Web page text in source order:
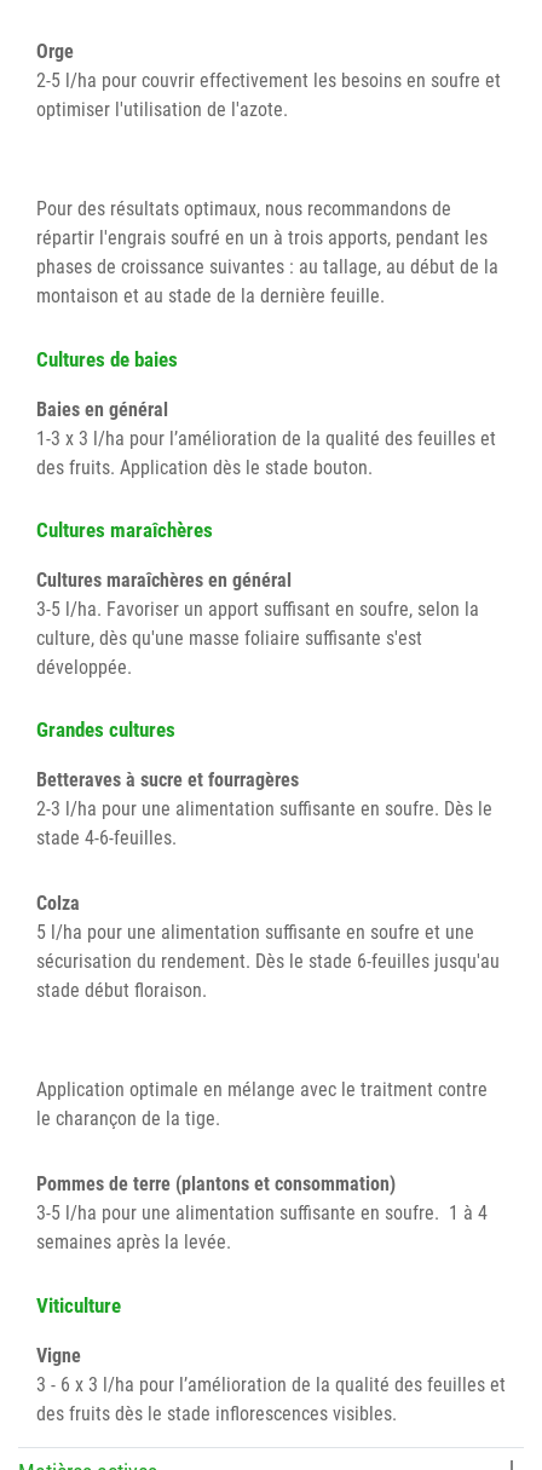
Orge
2-5 l/ha pour couvrir effectivement les besoins en soufre et
optimiser l'utilisation de l'azote.
Pour des résultats optimaux, nous recommandons de
répartir l'engrais soufré en un à trois apports, pendant les
phases de croissance suivantes : au tallage, au début de la
montaison et au stade de la dernière feuille.
Cultures de baies
Baies en général
1-3 x 3 l/ha pour l’amélioration de la qualité des feuilles et
des fruits. Application dès le stade bouton.
Cultures maraîchères
Cultures maraîchères en général
3-5 l/ha. Favoriser un apport suffisant en soufre, selon la
culture, dès qu'une masse foliaire suffisante s'est
développée.
Grandes cultures
Betteraves à sucre et fourragères
2-3 l/ha pour une alimentation suffisante en soufre. Dès le
stade 4-6-feuilles.
Colza
5 l/ha pour une alimentation suffisante en soufre et une
sécurisation du rendement. Dès le stade 6-feuilles jusqu'au
stade début floraison.
Application optimale en mélange avec le traitment contre
le charançon de la tige.
Pommes de terre (plantons et consommation)
3-5 l/ha pour une alimentation suffisante en soufre. 1 à 4
semaines après la levée.
Viticulture
Vigne
3 - 6 x 3 l/ha pour l’amélioration de la qualité des feuilles et
des fruits dès le stade inflorescences visibles.